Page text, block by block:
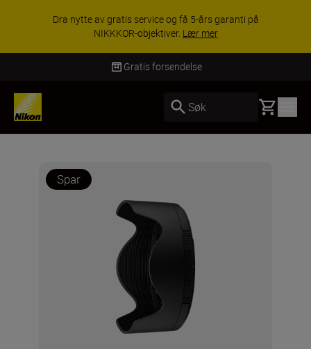
Dra nytte av gratis service og få 5-års garanti på
NIKKKOR-objektiver. Lær mer
Gratis forsendelse
Søk Basket
Spar